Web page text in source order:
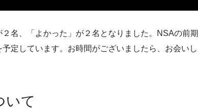
名、「よかった」が２名となりました。NSAの前期
定しています。お時間がございましたら、お会いし
いて